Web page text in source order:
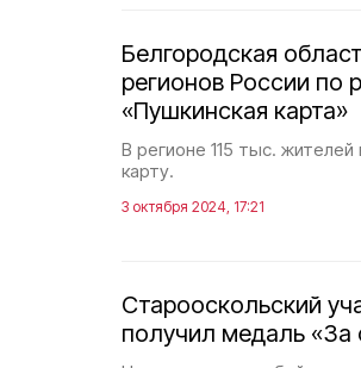
Белгородская
регионов России по
«Пушкинская карта»
В регионе 115 тыс.
карту.
3 октября 2024, 17:21
Старооскольский
получил медаль «За